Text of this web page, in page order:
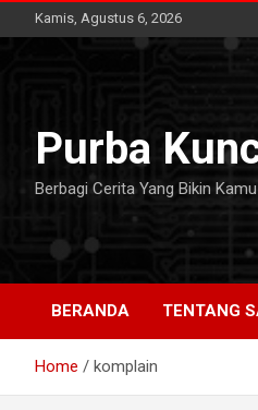
to
Kamis, Agustus 6, 2026
Purba
Berbagi Cerita Yang Bikin
BERANDA TENTANG
Home komplain